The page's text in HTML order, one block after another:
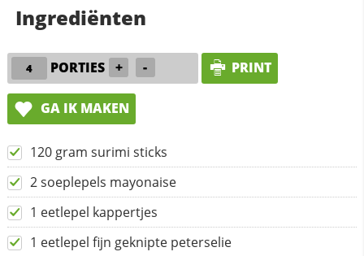
Ingrediënten
PORTIES + - PRINT
GA IK MAKEN
120 gram surimi sticks
2 soeplepels mayonaise
1 eetlepel kappertjes
1 eetlepel fijn geknipte peterselie